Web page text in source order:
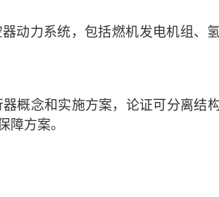
动力系统，包括燃机发电机组、氢
器概念和实施方案，论证可分离结
障方案。